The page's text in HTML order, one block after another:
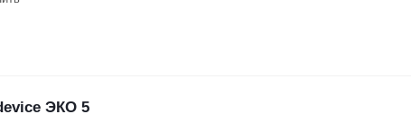
ЭКО 5